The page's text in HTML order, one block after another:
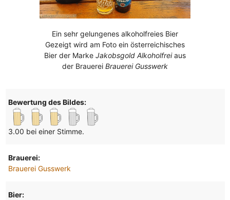
Ein sehr gelungenes alkoholfreies Bier
Gezeigt wird am Foto ein österreichisches
Bier der Marke Jakobsgold Alkoholfreiaus
der Brauerei Brauerei Gusswerk
Bewertung des Bildes:
3.00 bei einer Stimme.
Brauerei:
Brauerei Gusswerk
Bier: